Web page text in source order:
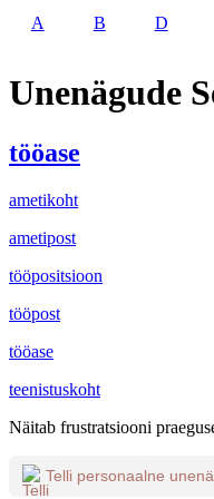
A B D
Unenägude
tööase
ametikoht
ametipost
tööpositsioon
tööpost
tööase
teenistuskoht
Näitab frustratsiooni
Telli personaalne